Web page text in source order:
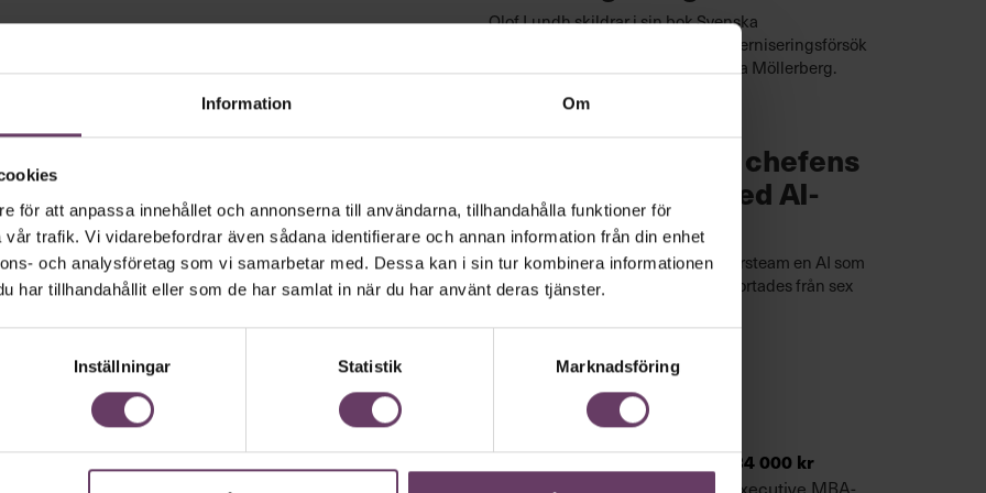
Information Om
för att anpassa innehållet och annonserna till användarna, tillhandahålla funktioner för
trafik. Vi vidarebefordrar även sådana identifierare och annan information från din enhet
och analysföretag som vi samarbetar med. Dessa kan i sin tur kombinera informationen
har tillhandahållit eller som de har samlat in när du har använt deras tjänster.
Inställningar Statistik Marknadsföring
drag som beundras av
av rösterna – liksom Musk, inte
innovativa företag, hamnade med
6 procent av rösterna.
Olof Lundh skildrar i sin bok Svenska
Fotbollförbundets turbulenta moderniseringsförsök
under Fredrik Reinfeldt och Andrea Möllerberg.
Två tredjedelar av chefens
jobb försvann – med AI-
arbetsledning
Unit4:s teknikchef gav sex ingenjörsteam en AI som
mellanchef. Produktionstiden förkortades från sex
· Leda verksamhet
Executive MBA
Utbildning med övernattning,134 000 kr